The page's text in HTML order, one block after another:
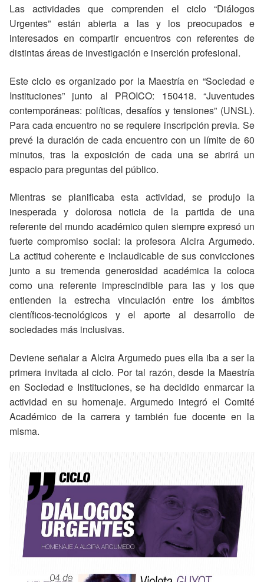
Las actividades que comprenden el ciclo “Diálogos
Urgentes” están abierta a las y los preocupados e
interesados en compartir encuentros con referentes de
distintas áreas de investigación e inserción profesional.
Este ciclo es organizado por la Maestría en “Sociedad e
Instituciones” junto al PROICO: 150418. “Juventudes
contemporáneas: políticas, desafíos y tensiones” (UNSL).
Para cada encuentro no se requiere inscripción previa. Se
prevé la duración de cada encuentro con un límite de 60
minutos, tras la exposición de cada una se abrirá un
espacio para preguntas del público.
Mientras se planificaba esta actividad, se produjo la
inesperada y dolorosa noticia de la partida de una
referente del mundo académico quien siempre expresó un
fuerte compromiso social: la profesora Alcira Argumedo.
La actitud coherente e inclaudicable de sus convicciones
junto a su tremenda generosidad académica la coloca
como una referente imprescindible para las y los que
entienden la estrecha vinculación entre los ámbitos
científicos-tecnológicos y el aporte al desarrollo de
sociedades más inclusivas.
Deviene señalar a Alcira Argumedo pues ella iba a ser la
primera invitada al ciclo. Por tal razón, desde la Maestría
en Sociedad e Instituciones, se ha decidido enmarcar la
actividad en su homenaje. Argumedo integró el Comité
Académico de la carrera y también fue docente en la
misma.